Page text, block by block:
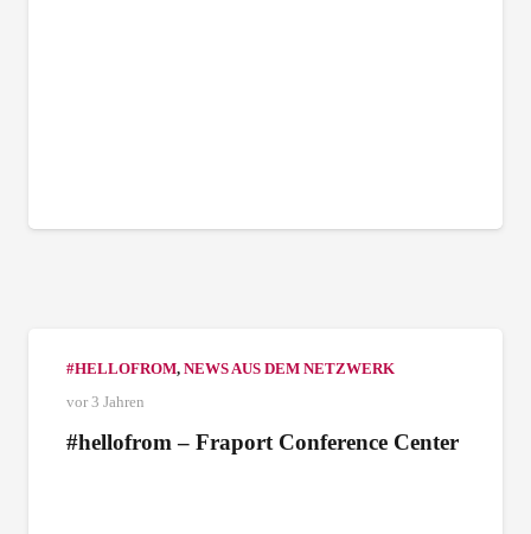
#HELLOFROM, NEWS AUS DEM NETZWERK
vor 3 Jahren
#hellofrom – Fraport Conference Center